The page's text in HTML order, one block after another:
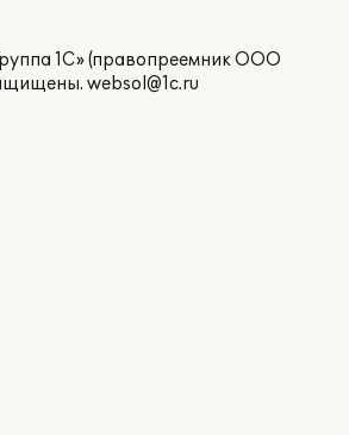
1С» (правопреемник ООО
websol@1c.ru